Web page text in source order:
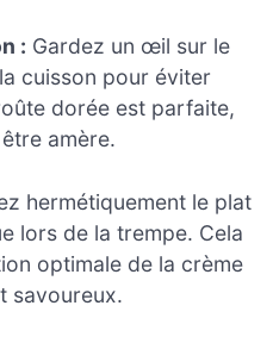
: Gardez un œil sur le
cuisson pour éviter
dorée est parfaite,
amère.
hermétiquement le plat
lors de la trempe. Cela
optimale de la crème
savoureux.